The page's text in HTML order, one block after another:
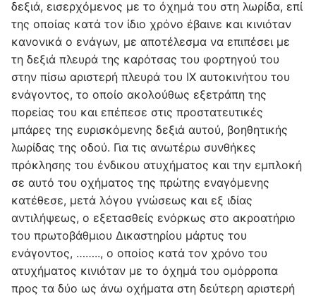
δεξιά, εισερχόμενος με το όχημά του στη λωρίδα, επί
της οποίας κατά τον ίδιο χρόνο έβαινε και κινιόταν
κανονικά ο ενάγων, με αποτέλεσμα να επιπέσει με
τη δεξιά πλευρά της καρότσας του φορτηγού του
στην πίσω αριστερή πλευρά του ΙΧ αυτοκινήτου του
ενάγοντος, το οποίο ακολούθως εξετράπη της
πορείας του και επέπεσε στις προστατευτικές
μπάρες της ευρισκόμενης δεξιά αυτού, βοηθητικής
λωρίδας της οδού. Για τις ανωτέρω συνθήκες
πρόκλησης του ένδικου ατυχήματος και την εμπλοκή
σε αυτό του οχήματος της πρώτης εναγόμενης
κατέθεσε, μετά λόγου γνώσεως και εξ ιδίας
αντιλήψεως, ο εξετασθείς ενόρκως στο ακροατήριο
του πρωτοβάθμιου Δικαστηρίου μάρτυς του
ενάγοντος, …….., ο οποίος κατά τον χρόνο του
ατυχήματος κινιόταν με το όχημά του ομόρροπα
προς τα δύο ως άνω οχήματα στη δεύτερη αριστερή